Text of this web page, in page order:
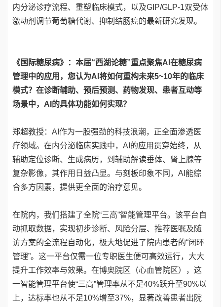
内分泌诊疗流程、重塑临床模式，以及GIP/GLP-1双受体
激动剂调节葡萄糖代谢、抑制结肠癌的最新研究发现。
《国际糖尿病》：本届“西湖论糖”重点聚焦AI在糖尿病
管理中的应用，您认为AI将如何重构未来5~10年的临床
模式？在诊断辅助、预后预测、药物发现、患者互动等
场景中，AI的具体功能如何实现？
郑超教授：AI作为一股强劲的科技浪潮，正全面渗透医
疗领域。在内分泌临床实践中，AI的应用贯穿始终，从
辅助定位诊断、生成病历，到辅助解读垂体、肾上腺等
复杂影像，其作用日益凸显。与刻板印象不同，AI能综
合多方因素，提供更全面的治疗意见。
在院内，我们搭建了全院“三高”智能管理平台。该平台自
动抓取数据，实现初步诊断、风险分层、推荐医嘱及随
访方案的全流程自动化，极大地促进了院内患者的“闭环
管理”。这一平台仅需一位专职医生便可高效运行，大大
提升工作效率与效果。在博奥院区（心血管院区），这
一智能管理平台使“三高”管理率从不足40%跃升至90%以
上，达标率也从不足10%增至37%，显著改善患者出院